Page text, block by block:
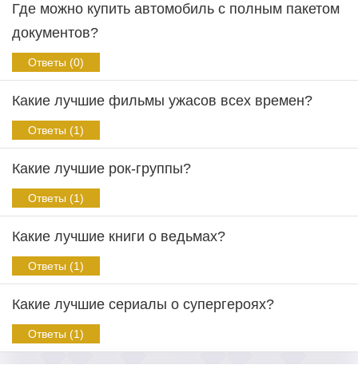
Где можно купить автомобиль с полным пакетом
документов?
Ответы (0)
Какие лучшие фильмы ужасов всех времен?
Ответы (1)
Какие лучшие рок-группы?
Ответы (1)
Какие лучшие книги о ведьмах?
Ответы (1)
Какие лучшие сериалы о супергероях?
Ответы (1)